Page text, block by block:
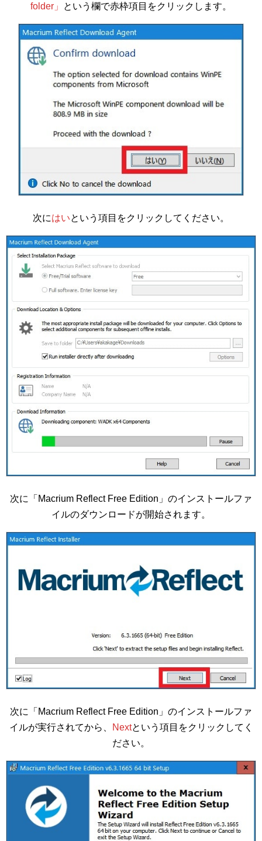
folder」
という欄で赤枠項目をクリックします。
次にはいという項目をクリックしてください。
次に「Macrium Reflect Free Edition」のインストールファ
イルのダウンロードが開始されます。
次に「Macrium Reflect Free Edition」のインストールファ
イルが実行されてから、
Nextという項目をクリックしてく
ださい。